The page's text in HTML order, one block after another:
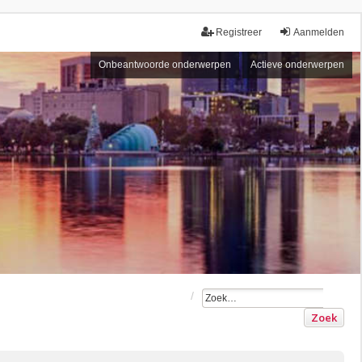
Aanmelden
Registreer
Onbeantwoorde onderwerpen Actieve onderwerpen
Zoek